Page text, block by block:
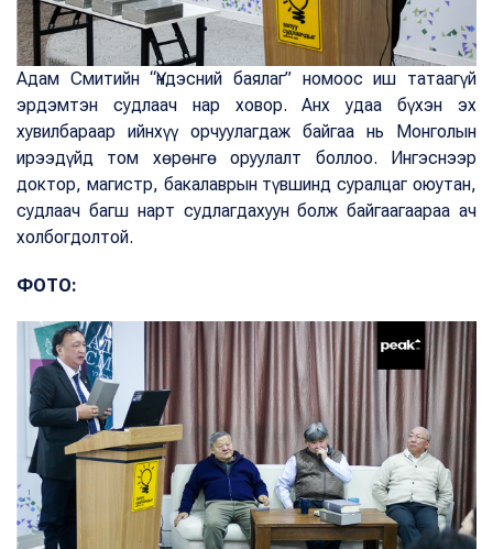
Адам Смитийн “Үндэсний баялаг” номоос иш татаагүй
эрдэмтэн судлаач нар ховор. Анх удаа бүхэн эх
хувилбараар ийнхүү орчуулагдаж байгаа нь Монголын
ирээдүйд том хөрөнгө оруулалт боллоо. Ингэснээр
доктор, магистр, бакалаврын түвшинд суралцаг оюутан,
судлаач багш нарт судлагдахуун болж байгаагаараа ач
холбогдолтой.
ФОТО: